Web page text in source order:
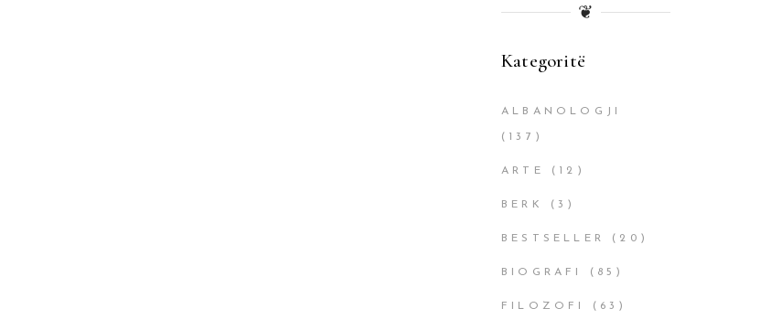
❦
Kategoritë
ALBANOLOGJI
(137)
ARTE (12)
BERK (3)
BESTSELLER (20)
BIOGRAFI (85)
FILOZOFI (63)